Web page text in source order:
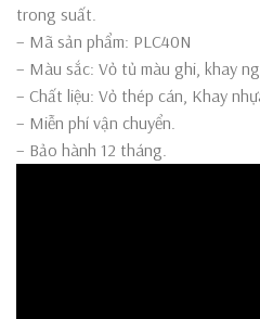
trong suất.
– Mã sản phẩm: PLC40N
– Màu sắc: Vỏ tủ màu ghi, khay
– Chất liệu: Vỏ thép cán, Khay
– Miễn phí vận chuyển.
– Bảo hành 12 tháng.